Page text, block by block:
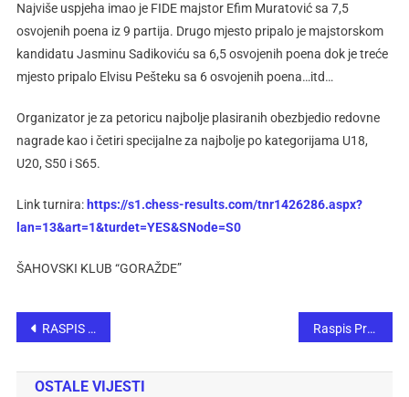
Najviše uspjeha imao je FIDE majstor Efim Muratović sa 7,5
osvojenih poena iz 9 partija. Drugo mjesto pripalo je majstorskom
kandidatu Jasminu Sadikoviću sa 6,5 osvojenih poena dok je treće
mjesto pripalo Elvisu Pešteku sa 6 osvojenih poena…itd…
Organizator je za petoricu najbolje plasiranih obezbjedio redovne
nagrade kao i četiri specijalne za najbolje po kategorijama U18,
U20, S50 i S65.
Link turnira: https://s1.chess-results.com/tnr1426286.aspx?
lan=13&art=1&turdet=YES&SNode=S0
ŠAHOVSKI KLUB “GORAŽDE”
RASPIS TURNIRA BUGOJNO OPEN 2026 Raspis Premijer liga Bosne i Hercegovine za 2026. godinu
OSTALE VIJESTI